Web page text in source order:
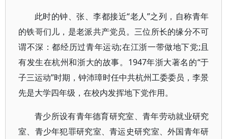
此时的钟、张、李都接近“老人”之列，自称青年
的铁哥们儿，是老派共产党员。三位所长的缘分不可
谓不深：都经历过青年运动;在江浙一带做地下党;且
有发生在杭州和浙大的故事。1947年浙大著名的“于
子三运动”时期，钟沛璋时任中共杭州工委委员，李景
先是大学四年级，在校内发挥地下党作用。
青少所设有青年德育研究室、青年劳动就业研究
室、青少年犯罪研究室、青运史研究室、外国青年研